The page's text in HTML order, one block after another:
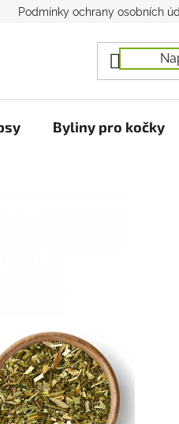
Podmínky ochrany osobních
Byliny pro kočky